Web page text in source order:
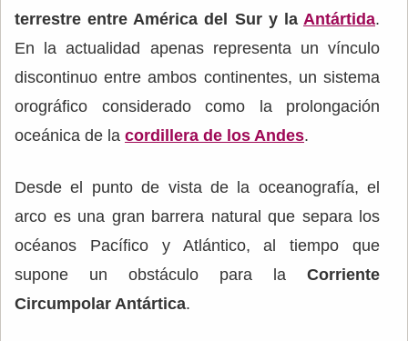
terrestre entre América del Sur y la Antártida.
En la actualidad apenas representa un vínculo
discontinuo entre ambos continentes, un sistema
orográfico considerado como la prolongación
oceánica de la cordillera de los Andes.
Desde el punto de vista de la oceanografía, el
arco es una gran barrera natural que separa los
océanos Pacífico y Atlántico, al tiempo que
supone un obstáculo para la Corriente
Circumpolar Antártica.